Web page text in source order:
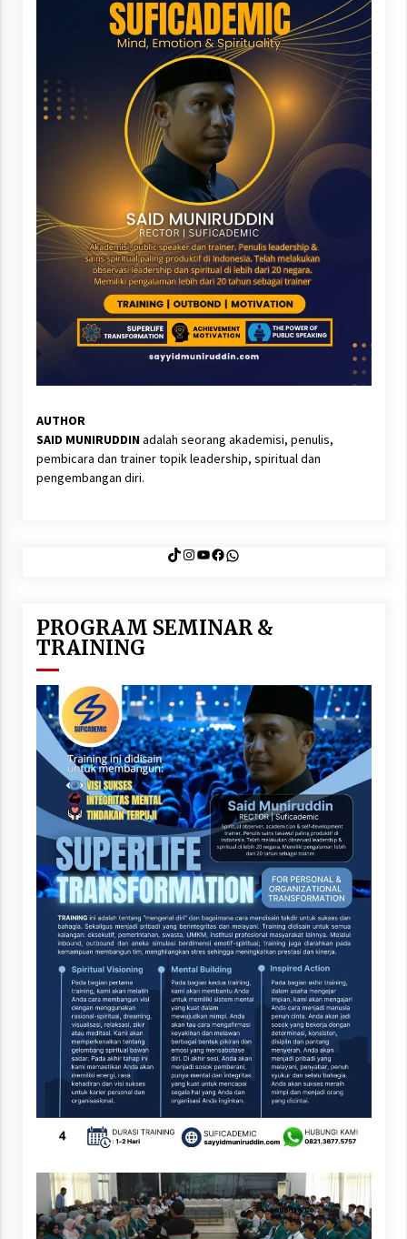
AUTHOR
SAID MUNIRUDDINadalah seorang akademisi, penulis,
pembicara dan trainer topik leadership, spiritual dan
pengembangan diri.
TikTok
Instagram
YouTube
Facebook
WhatsApp
PROGRAM SEMINAR &
TRAINING